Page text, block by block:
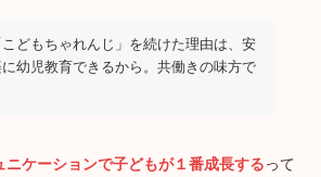
どもちゃれんじ」を続けた理由は、安
に幼児教育できるから 。共働きの味方で
ニケーションで子どもが１番成長するって